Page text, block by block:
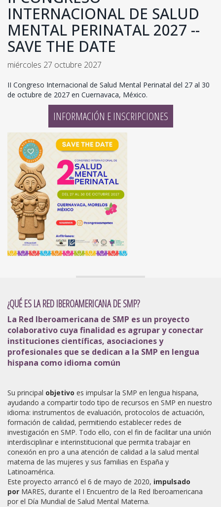
INTERNACIONAL DE SALUD
MENTAL PERINATAL 2027 --
SAVE THE DATE
miércoles 27 octubre 2027
II Congreso Internacional de Salud Mental Perinatal del 27 al 30
de octubre de 2027 en Cuernavaca, México.
INFORMACIÓN E INSCRIPCIONES
¿QUÉ ES LA RED IBEROAMERICANA DE SMP?
La Red Iberoamericana de SMP es un proyecto
colaborativo cuya finalidad es agrupar y conectar
instituciones científicas, asociaciones y
profesionales que se dedican a la SMP en lengua
hispana como idioma común
Su principal objetivo es impulsar la SMP en lengua hispana,
ayudando a compartir todo tipo de recursos en SMP en nuestro
idioma: instrumentos de evaluación, protocolos de actuación,
formación de calidad, permitiendo establecer redes de
investigación en SMP. Todo ello, con el fin de facilitar una unión
interdisciplinar e interinstitucional que permita trabajar en
conexión en pro a una atención de calidad a la salud mental
materna de las mujeres y sus familias en España y
Latinoamérica.
Este proyecto arrancó el 6 de mayo de 2020, impulsado
por MARES, durante el I Encuentro de la Red Iberoamericana
por el Día Mundial de Salud Mental Materna.